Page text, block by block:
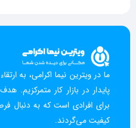
ما در ویترین نیما اکرامی، به
پایدار در بازار کار متمرکزیم.
برای افرادی است که به دنبال
کیفیت می‌گردند.